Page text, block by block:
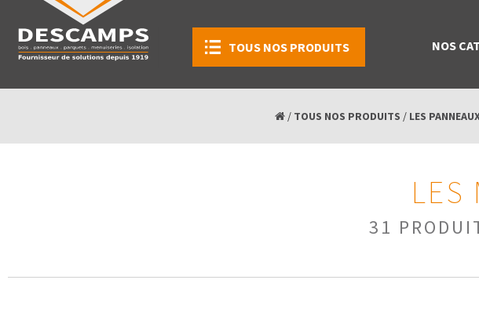
TOUS NOS PRODUITS NOS
/ TOUS NOS PRODUITS / LES
LES
31